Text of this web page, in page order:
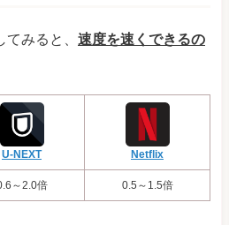
みると、 速度を速くできるの
U-NEXT Netflix
～2.0倍 0.5～1.5倍